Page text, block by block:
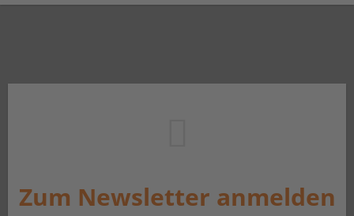
Zum Newsletter anmelden